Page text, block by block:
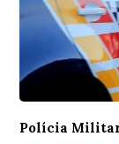
Polícia